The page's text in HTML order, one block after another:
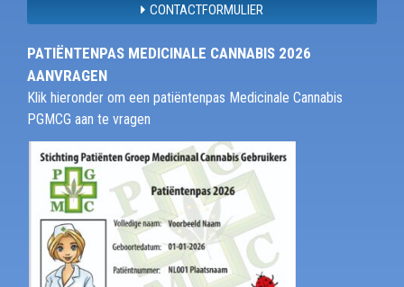
CONTACTFORMULIER
PATIËNTENPAS MEDICINALE CANNABIS 2026
AANVRAGEN
Klik hieronder om een patiëntenpas Medicinale Cannabis
PGMCG aan te vragen